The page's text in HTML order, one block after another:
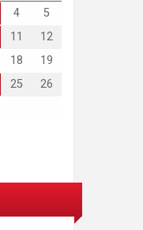
4
5
11
12
18
19
25
26